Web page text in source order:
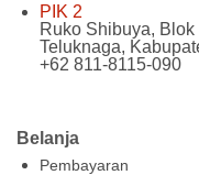
Belanja
Pembayaran
PIK 2
Ruko Shibuya,
Teluknaga,
+62 811-8115-090